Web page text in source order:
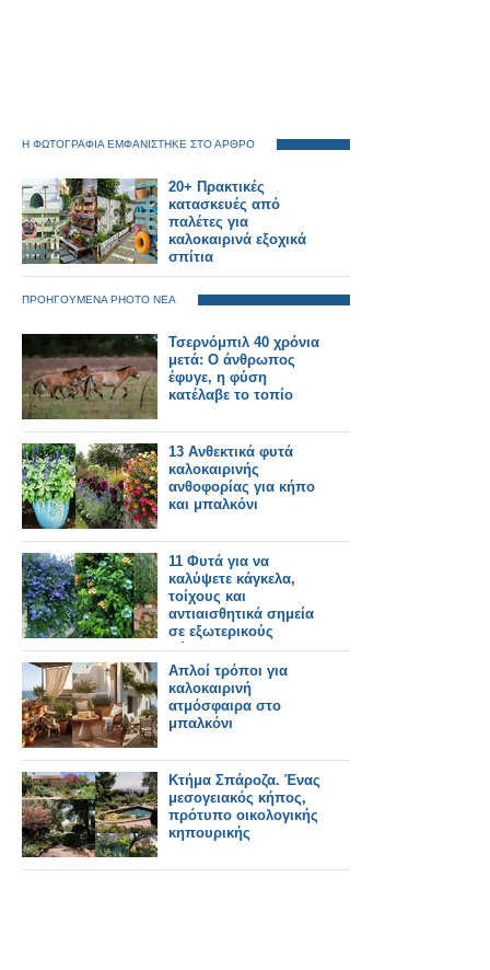
Η ΦΩΤΟΓΡΑΦΙΑ ΕΜΦΑΝΙΣΤΗΚΕ ΣΤΟ ΑΡΘΡΟ
20+ Πρακτικές
κατασκευές από
παλέτες για
καλοκαιρινά εξοχικά
σπίτια
ΠΡΟΗΓΟΥΜΕΝΑ PHOTO ΝΕΑ
Τσερνόμπιλ 40 χρόνια
μετά: Ο άνθρωπος
έφυγε, η φύση
κατέλαβε το τοπίο
13 Ανθεκτικά φυτά
καλοκαιρινής
ανθοφορίας για κήπο
και μπαλκόνι
11 Φυτά για να
καλύψετε κάγκελα,
τοίχους και
αντιαισθητικά σημεία
σε εξωτερικούς
χώρους
Απλοί τρόποι για
καλοκαιρινή
ατμόσφαιρα στο
μπαλκόνι
Κτήμα Σπάροζα. Ένας
μεσογειακός κήπος,
πρότυπο οικολογικής
κηπουρικής